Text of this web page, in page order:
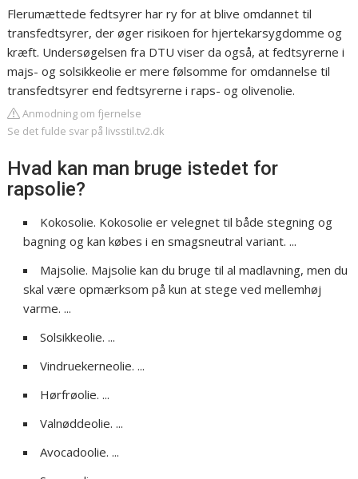
Flerumættede fedtsyrer har ry for at blive omdannet til
transfedtsyrer, der øger risikoen for hjertekarsygdomme og
kræft. Undersøgelsen fra DTU viser da også, at fedtsyrerne i
majs- og solsikkeolie er mere følsomme for omdannelse til
transfedtsyrer end fedtsyrerne i raps- og olivenolie.
Anmodning om fjernelse
Se det fulde svar på livsstil.tv2.dk
Hvad kan man bruge istedet for
rapsolie?
Kokosolie. Kokosolie er velegnet til både stegning og
bagning og kan købes i en smagsneutral variant. ...
Majsolie. Majsolie kan du bruge til al madlavning, men du
skal være opmærksom på kun at stege ved mellemhøj
varme. ...
Solsikkeolie. ...
Vindruekerneolie. ...
Hørfrøolie. ...
Valnøddeolie. ...
Avocadoolie. ...